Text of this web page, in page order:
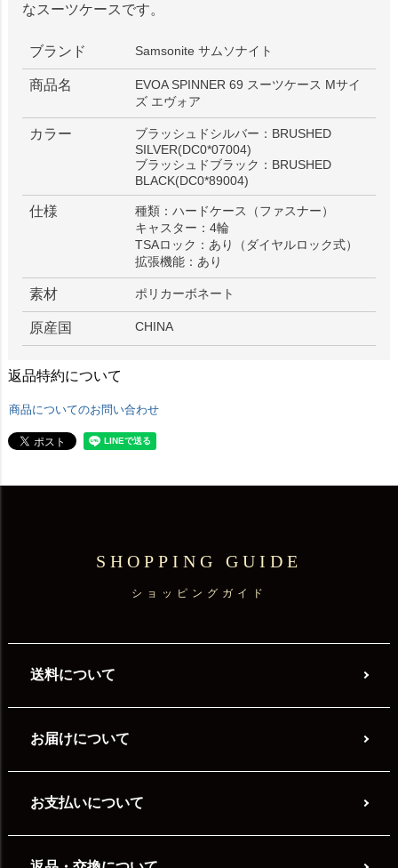
なスーツケースです。
ブランド Samsonite サムソナイト
商品名
EVOA SPINNER 69 スーツケース Mサイ
ズ エヴォア
カラー
ブラッシュドシルバー：BRUSHED
SILVER(DC0*07004)
ブラッシュドブラック：BRUSHED
BLACK(DC0*89004)
仕様
種類：ハードケース（ファスナー）
キャスター：4輪
TSAロック：あり（ダイヤルロック式）
拡張機能：あり
素材 ポリカーボネート
原産国 CHINA
返品特約について
商品についてのお問い合わせ
SHOPPING GUIDE
ショッピングガイド
送料について
お届けについて
お支払いについて